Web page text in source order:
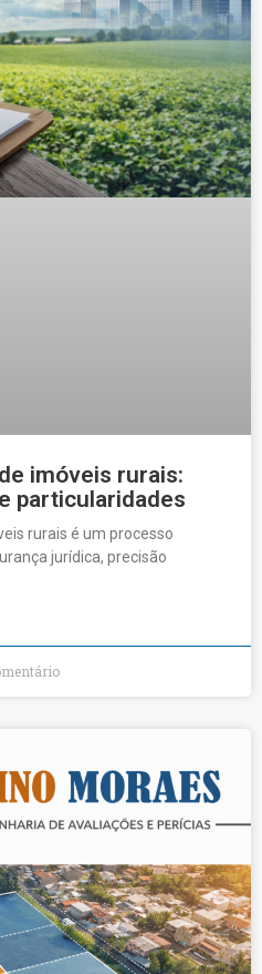
imóveis rurais:
particularidades
rurais é um processo
jurídica, precisão